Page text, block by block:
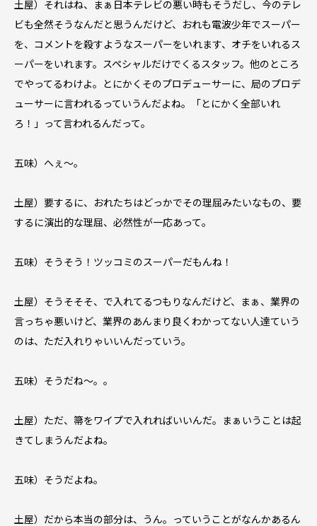
土屋）それはね、まぁ日本テレビの悪い時もそうだし、今のテレ
ビも全然そうなんだと思うんだけど、おれも電波少年でスーパー
を、コメントを殺すようなスーパーをいれます、オチをいれるス
ーパーをいれます。スペシャルだけでくるスタッフ。他のところ
でやってるわけよ。とにかくそのプロデューサーに、局のプロデ
ューサーに言われるっていうんだよね。「とにかく全部いれ
ろ！」って言われるんだって。
五味）へぇ〜。
土屋）要するに、おれたちはどっかでその理屈みたいなもの、要
するに演出的な理屈、必然性が一応あって。
五味）そうそう！ツッコミのスーパーだもんね！
土屋）そうそそそ、で入れてるつもりなんだけど、まぁ、業界の
言っちゃ悪いけど、業界のあんまり良くわかってない人達ていう
のは、ただ入れりゃいいんだっていう。
五味）そうだね〜。。
土屋）ただ、箒をワイプで入れればいいんだ。まぁいうことは起
きてしまうんだよね。
五味）そうだよね。
土屋）だから本当の部分は、うん。っていうことがなんかあるん